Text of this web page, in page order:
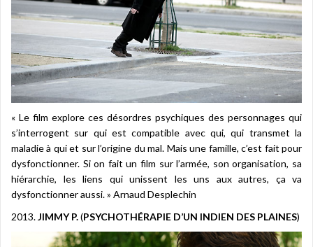
« Le film explore ces désordres psychiques des personnages qui
s’interrogent sur qui est compatible avec qui, qui transmet la
maladie à qui et sur l’origine du mal. Mais une famille, c’est fait pour
dysfonctionner. Si on fait un film sur l’armée, son organisation, sa
hiérarchie, les liens qui unissent les uns aux autres, ça va
dysfonctionner aussi. » Arnaud Desplechin
2013.JIMMY P.(PSYCHOTHÉRAPIE D’UN INDIEN DES PLAINES)